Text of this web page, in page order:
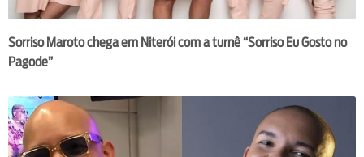
Sorriso Maroto chega em Niterói com a turnê “Sorriso Eu Gosto no
Pagode”